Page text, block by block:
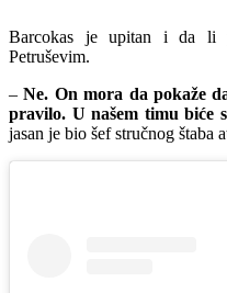
Barcokas je upitan i da li
Petruševim.
–Ne. On mora da pokaže
pravilo. U našem timu biće
jasan je bio šef stručnog štaba